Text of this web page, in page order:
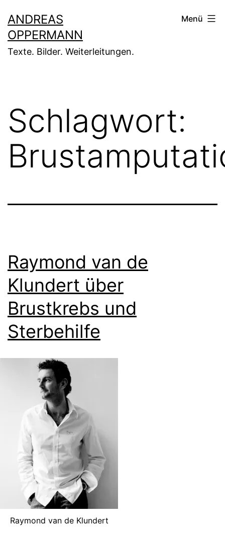
Inhalt
springen
ANDREAS
OPPERMANN
Texte. Bilder. Weiterleitungen.
Menü
Schlagwort:
Raymond van de
Klundert über
Brustkrebs und
Sterbehilfe
Raymond van de Klundert